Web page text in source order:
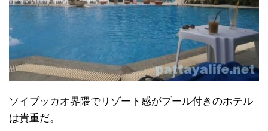
ソイブッカオ界隈でリゾート感がプール付きのホテル
は貴重だ。